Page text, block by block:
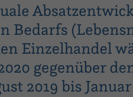
Bedarfs
Einzelhandel
gegenüber
2019 bis